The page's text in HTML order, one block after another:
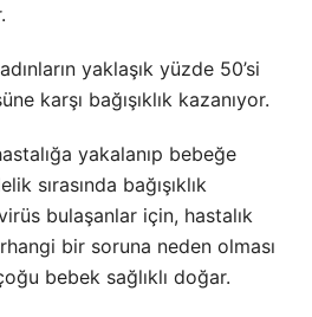
yaklaşık yüzde 50’si
karşı bağışıklık kazanıyor.
yakalanıp bebeğe
sırasında bağışıklık
bulaşanlar için, hastalık
bir soruna neden olması
bebek sağlıklı doğar.